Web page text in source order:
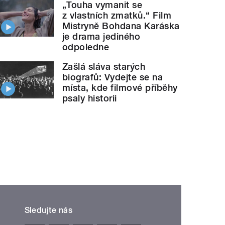
„Touha vymanit se
z vlastních zmatků.“ Film
Mistryně Bohdana Karáska
je drama jediného
odpoledne
Zašlá sláva starých
biografů: Vydejte se na
místa, kde filmové příběhy
psaly historii
Sledujte nás